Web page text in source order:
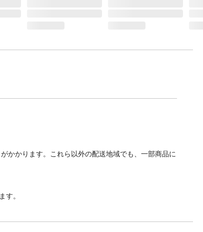
かかります。これら以外の配送地域でも、一部商品に
す。